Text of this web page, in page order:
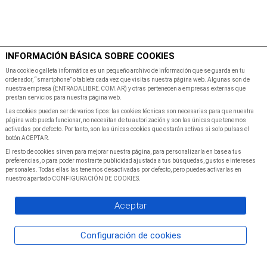
Inicio Programacion
INFORMACIÓN BÁSICA SOBRE COOKIES
Una cookie o galleta informática es un pequeño archivo de información que se guarda en tu
ordenador, “smartphone” o tableta cada vez que visitas nuestra página web. Algunas son de
nuestra empresa (ENTRADALIBRE.COM.AR) y otras pertenecen a empresas externas que
prestan servicios para nuestra página web.
Las cookies pueden ser de varios tipos: las cookies técnicas son necesarias para que nuestra
página web pueda funcionar, no necesitan de tu autorización y son las únicas que tenemos
activadas por defecto. Por tanto, son las únicas cookies que estarán activas si solo pulsas el
botón ACEPTAR.
El resto de cookies sirven para mejorar nuestra página, para personalizarla en base a tus
preferencias, o para poder mostrarte publicidad ajustada a tus búsquedas, gustos e intereses
personales. Todas ellas las tenemos desactivadas por defecto, pero puedes activarlas en
nuestro apartado CONFIGURACIÓN DE COOKIES.
Aceptar
Configuración de cookies